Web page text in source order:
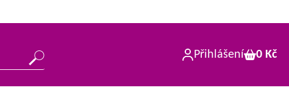
Přihlášení 0 Kč